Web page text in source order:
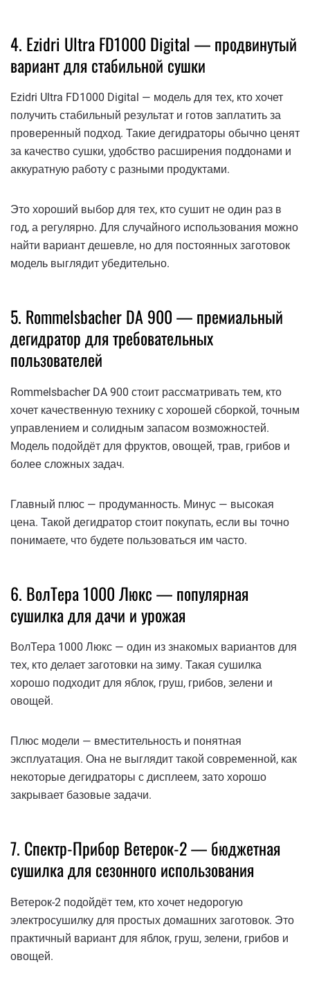
4. Ezidri Ultra FD1000 Digital — продвинутый
вариант для стабильной сушки
Ezidri Ultra FD1000 Digital — модель для тех, кто хочет
получить стабильный результат и готов заплатить за
проверенный подход. Такие дегидраторы обычно ценят
за качество сушки, удобство расширения поддонами и
аккуратную работу с разными продуктами.
Это хороший выбор для тех, кто сушит не один раз в
год, а регулярно. Для случайного использования можно
найти вариант дешевле, но для постоянных заготовок
модель выглядит убедительно.
5. Rommelsbacher DA 900 — премиальный
дегидратор для требовательных
пользователей
Rommelsbacher DA 900 стоит рассматривать тем, кто
хочет качественную технику с хорошей сборкой, точным
управлением и солидным запасом возможностей.
Модель подойдёт для фруктов, овощей, трав, грибов и
более сложных задач.
Главный плюс — продуманность. Минус — высокая
цена. Такой дегидратор стоит покупать, если вы точно
понимаете, что будете пользоваться им часто.
6. ВолТера 1000 Люкс — популярная
сушилка для дачи и урожая
ВолТера 1000 Люкс — один из знакомых вариантов для
тех, кто делает заготовки на зиму. Такая сушилка
хорошо подходит для яблок, груш, грибов, зелени и
овощей.
Плюс модели — вместительность и понятная
эксплуатация. Она не выглядит такой современной, как
некоторые дегидраторы с дисплеем, зато хорошо
закрывает базовые задачи.
7. Спектр-Прибор Ветерок-2 — бюджетная
сушилка для сезонного использования
Ветерок-2 подойдёт тем, кто хочет недорогую
электросушилку для простых домашних заготовок. Это
практичный вариант для яблок, груш, зелени, грибов и
овощей.